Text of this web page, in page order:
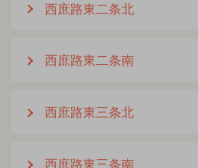
西庶路東二条北
西庶路東二条南
西庶路東三条北
西庶路東三条南